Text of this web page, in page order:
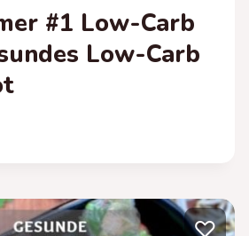
#1 Low-Carb
Low-Carb
♡